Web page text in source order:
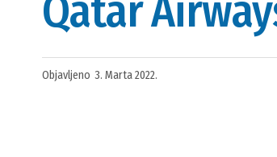
Qatar
Objavljeno 3. Marta 2022.